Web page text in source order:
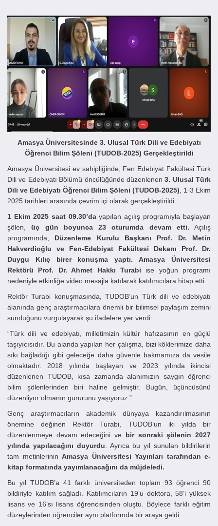
Amasya Üniversitesinde 3. Ulusal Türk Dili ve Edebiyatı
Öğrenci Bilim Şöleni (TUDOB-2025) Gerçekleştirildi
Amasya Üniversitesi ev sahipliğinde, Fen Edebiyat Fakültesi Türk
Dili ve Edebiyatı Bölümü öncülüğünde düzenlenen3. Ulusal Türk
Dili ve Edebiyatı Öğrenci Bilim Şöleni (TUDOB-2025) , 1-3 Ekim
2025 tarihleri arasında çevrim içi olarak gerçekleştirildi.
1 Ekim 2025 saat 09.30’dayapılan açılış programıyla başlayan
şölen,üç gün boyunca 23 oturumda devam etti. Açılış
programında, Düzenleme Kurulu Başkanı Prof. Dr. Metin
Hakverdioğlu ve Fen-Edebiyat Fakültesi Dekanı Prof. Dr.
Duygu Kılıç birer konuşma yaptı. Amasya Üniversitesi
Rektörü Prof. Dr. Ahmet Hakkı Turabi ise yoğun programı
nedeniyle etkinliğe video mesajla katılarak katılımcılara hitap etti.
Rektör Turabi konuşmasında, TUDOB’un Türk dili ve edebiyatı
alanında genç araştırmacılara önemli bir bilimsel paylaşım zemini
sunduğunu vurgulayarak şu ifadelere yer verdi:
“Türk dili ve edebiyatı, milletimizin kültür hafızasının en güçlü
taşıyıcısıdır. Bu alanda yapılan her çalışma, bizi köklerimize daha
sıkı bağladığı gibi geleceğe daha güvenle bakmamıza da vesile
olmaktadır. 2018 yılında başlayan ve 2023 yılında ikincisi
düzenlenen TUDOB, kısa zamanda alanımızın saygın öğrenci
bilim şölenlerinden biri haline gelmiştir. Bugün, üçüncüsünü
düzenliyor olmanın gururunu yaşıyoruz.”
Genç araştırmacıların akademik dünyaya kazandırılmasının
önemine değinen Rektör Turabi, TUDOB’un iki yılda bir
düzenlenmeye devam edeceğini ve bir sonraki şölenin 2027
yılında yapılacağını duyurdu . Ayrıca bu yıl sunulan bildirilerin
tam metinlerinin Amasya Üniversitesi Yayınları tarafından e-
kitap formatında yayımlanacağını da müjdeledi.
Bu yıl TUDOB’a 41 farklı üniversiteden toplam 93 öğrenci 90
bildiriyle katılım sağladı. Katılımcıların 19’u doktora, 58’i yüksek
lisans ve 16’sı lisans öğrencisinden oluştu. Böylece farklı eğitim
düzeylerinden öğrenciler aynı platformda bir araya geldi.